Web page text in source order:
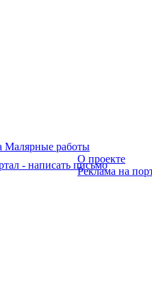
О проекте
Реклама на